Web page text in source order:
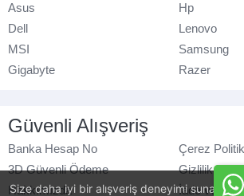
Size daha iyi bir alışveriş deneyimi
Asus
Hp
Dell
Lenovo
MSI
Samsung
Gigabyte
Razer
Güvenli Alışveriş
Banka Hesap No
Çerez
3D Güvenli Ödeme
Gizlilik
Hakkımızda
İade ve